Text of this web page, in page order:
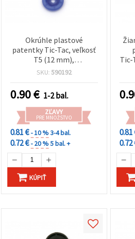
Okrúhle plastové
patentky Tic-Tac, veľkosť
T5 (12 mm),
tmavomodré, 20 ks
SKU: 590192
0.90€ 1-2 bal.
ZĽAVY
PRE MNOŽSTVO
0.81 €- 10 %3-4 bal.
0.72 €- 20 %5 bal. +
KÚPIŤ
0.81
0.72